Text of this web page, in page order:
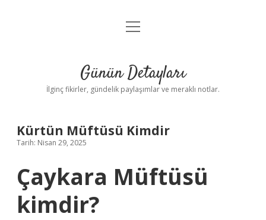
Gizlilik Politikası
Yasal Uyarı
menüyü
Günün Detayları
İlginç fikirler, gündelik paylaşımlar ve meraklı notlar.
Kürtün Müftüsü Kimdir
Tarih: Nisan 29, 2025
Çaykara Müftüsü
kimdir?